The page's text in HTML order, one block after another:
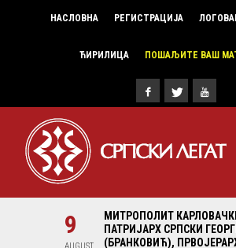
НАСЛОВНА РЕГИСТРАЦИЈА
ЋИРИЛИЦА ПОШАЉИТЕ ВАШ
9
МИТРОПОЛИТ
ПАТРИЈАРХ СРПСКИ
(БРАНКОВИЋ),